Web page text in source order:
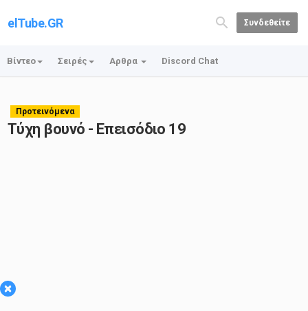
elTube.GR Συνδεθείτε
Βίντεο Σειρές Αρθρα Discord Chat
Προτεινόμενα
Τύχη βουνό - Επεισόδιο 19
×